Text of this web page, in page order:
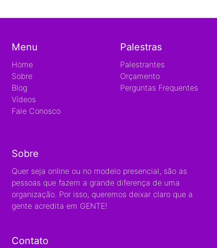
Menu
Home
Sobre
Blog
Vídeos
Fale Conosco
Palestras
Palestrantes
Orçamento
Perguntas Frequentes
Sobre
Quer seja online ou no modelo presencial, são as
pessoas que fazem a grande diferença de uma
organização. Por isso, queremos deixar claro que a
gente acredita em GENTE!
Contato